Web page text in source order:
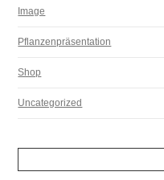
Image
Pflanzenpräsentation
Shop
Uncategorized